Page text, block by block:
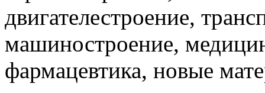
двигателестроение,
машиностроение,
фармацевтика, новые